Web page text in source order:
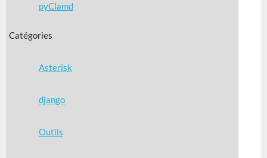
pyClamd
Catégories
Asterisk
django
Outils